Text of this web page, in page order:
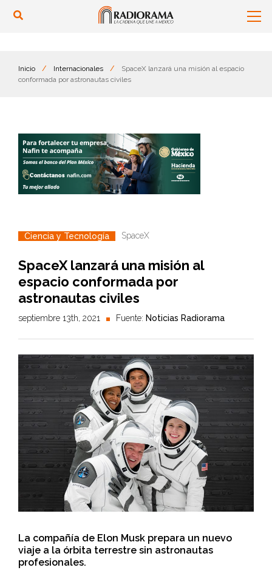
Inicio / Internacionales /
SpaceX lanzará una misión al espacio
conformada por astronautas civiles
Ciencia y Tecnología SpaceX
SpaceX lanzará una misión al
espacio conformada por
astronautas civiles
septiembre 13th, 2021 Fuente: Noticias Radiorama
La compañía de Elon Musk prepara un nuevo
viaje a la órbita terrestre sin astronautas
profesionales.